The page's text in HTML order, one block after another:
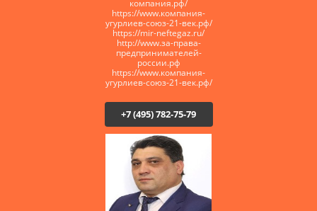
компания.рф/
https://www.компания-
угурлиев-союз-21-век.рф/
https://mir-neftegaz.ru/
http://www.за-права-
предпринимателей-
россии.рф
https://www.компания-
угурлиев-союз-21-век.рф/
+7 (495) 782-75-79